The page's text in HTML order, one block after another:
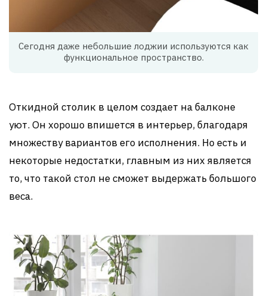
Сегодня даже небольшие лоджии используются как
функциональное пространство.
Откидной столик в целом создает на балконе
уют. Он хорошо впишется в интерьер, благодаря
множеству вариантов его исполнения. Но есть и
некоторые недостатки, главным из них является
то, что такой стол не сможет выдержать большого
веса.